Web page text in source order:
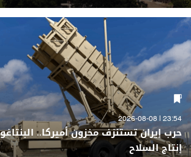
23:54 | 2026-08-08
حرب إيران تستنزف مخزون أميركا..
إنتاج السلاح